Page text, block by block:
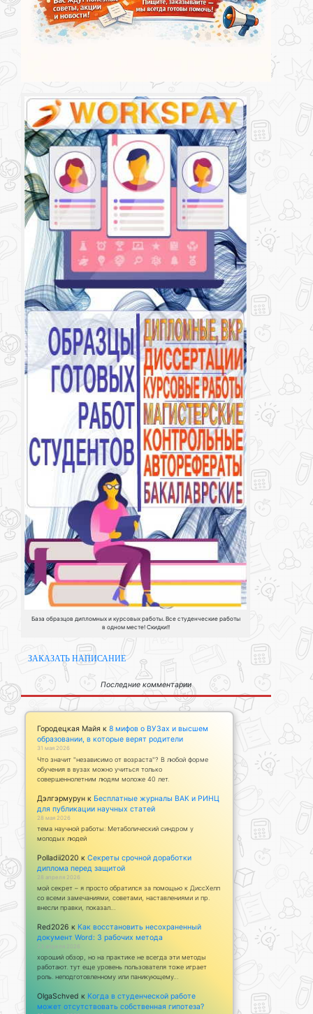
База образцов дипломных и курсовых работы. Все студенческие работы
в одном месте! Скидки!!
ЗАКАЗАТЬ НАПИСАНИЕ
Последние комментарии
Городецкая Майя к 8 мифов о ВУЗах и высшем
образовании, в которые верят родители
31 мая 2026
Что значит "независимо от возраста"? В любой форме
обучения в вузах можно учиться только
совершеннолетним людям моложе 40 лет.
Дэлгэрмурун к Бесплатные журналы ВАК и РИНЦ
для публикации научных статей
28 мая 2026
тема научной работы: Метаболический синдром у
молодых людей
Polladii2020 к Секреты срочной доработки
диплома перед защитой
28 апреля 2026
мой секрет – я просто обратился за помощью к ДиссХелп
со всеми замечаниями, советами, наставлениями и пр.
внесли правки, показал…
Red2026 к Как восстановить несохраненный
документ Word: 3 рабочих метода
23 апреля 2026
хороший обзор, но на практике не всегда эти методы
работают. тут еще уровень пользователя тоже играет
роль. неподготовленному или паникующему…
OlgaSchved к Когда в студенческой работе
может отсутствовать собственная гипотеза?